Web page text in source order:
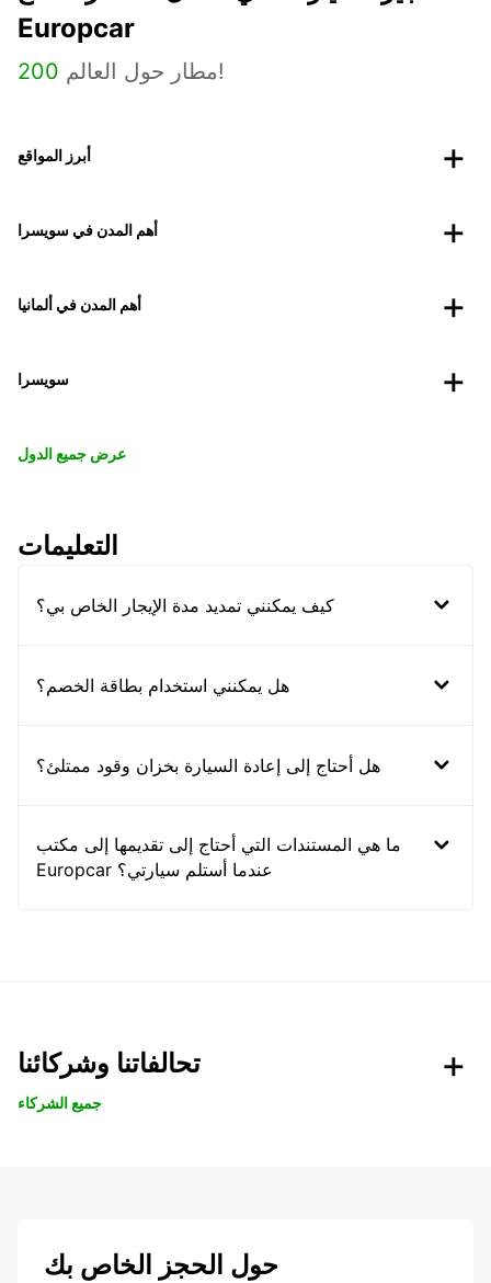
Europcar
200 مطار حول العالم!
أبرز المواقع
أهم المدن في سويسرا
أهم المدن في ألمانيا
سويسرا
عرض جميع الدول
التعليمات
كيف يمكنني تمديد مدة الإيجار الخاص بي؟
هل يمكنني استخدام بطاقة الخصم؟
هل أحتاج إلى إعادة السيارة بخزان وقود ممتلئ؟
ما هي المستندات التي أحتاج إلى تقديمها إلى مكتب
Europcar عندما أستلم سيارتي؟
تحالفاتنا وشركائنا
جميع الشركاء
حول الحجز الخاص بك